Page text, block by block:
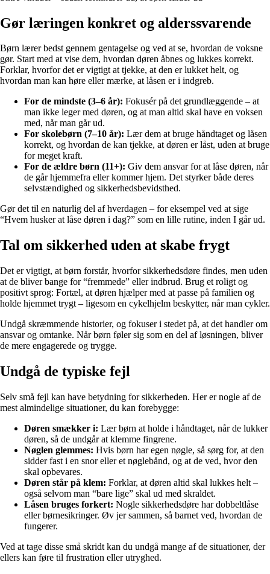
Gør læringen konkret og alderssvarende
Børn lærer bedst gennem gentagelse og ved at se, hvordan de voksne
gør. Start med at vise dem, hvordan døren åbnes og lukkes korrekt.
Forklar, hvorfor det er vigtigt at tjekke, at den er lukket helt, og
hvordan man kan høre eller mærke, at låsen er i indgreb.
For de mindste (3–6 år): Fokusér på det grundlæggende – at
man ikke leger med døren, og at man altid skal have en voksen
med, når man går ud.
For skolebørn (7–10 år): Lær dem at bruge håndtaget og låsen
korrekt, og hvordan de kan tjekke, at døren er låst, uden at bruge
for meget kraft.
For de ældre børn (11+): Giv dem ansvar for at låse døren, når
de går hjemmefra eller kommer hjem. Det styrker både deres
selvstændighed og sikkerhedsbevidsthed.
Gør det til en naturlig del af hverdagen – for eksempel ved at sige
“Hvem husker at låse døren i dag?” som en lille rutine, inden I går ud.
Tal om sikkerhed uden at skabe frygt
Det er vigtigt, at børn forstår, hvorfor sikkerhedsdøre findes, men uden
at de bliver bange for “fremmede” eller indbrud. Brug et roligt og
positivt sprog: Fortæl, at døren hjælper med at passe på familien og
holde hjemmet trygt – ligesom en cykelhjelm beskytter, når man cykler.
Undgå skræmmende historier, og fokuser i stedet på, at det handler om
ansvar og omtanke. Når børn føler sig som en del af løsningen, bliver
de mere engagerede og trygge.
Undgå de typiske fejl
Selv små fejl kan have betydning for sikkerheden. Her er nogle af de
mest almindelige situationer, du kan forebygge:
Døren smækker i: Lær børn at holde i håndtaget, når de lukker
døren, så de undgår at klemme fingrene.
Nøglen glemmes: Hvis børn har egen nøgle, så sørg for, at den
sidder fast i en snor eller et nøglebånd, og at de ved, hvor den
skal opbevares.
Døren står på klem: Forklar, at døren altid skal lukkes helt –
også selvom man “bare lige” skal ud med skraldet.
Låsen bruges forkert: Nogle sikkerhedsdøre har dobbeltlåse
eller børnesikringer. Øv jer sammen, så barnet ved, hvordan de
fungerer.
Ved at tage disse små skridt kan du undgå mange af de situationer, der
ellers kan føre til frustration eller utryghed.